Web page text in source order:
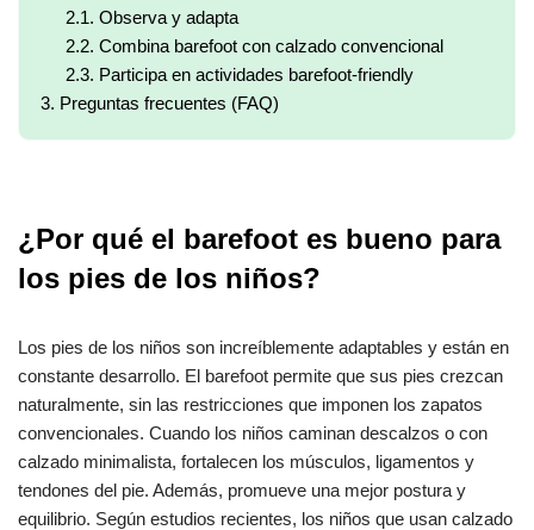
2.1. Observa y adapta
2.2. Combina barefoot con calzado convencional
2.3. Participa en actividades barefoot-friendly
3. Preguntas frecuentes (FAQ)
¿Por qué el barefoot es bueno para
los pies de los niños?
Los pies de los niños son increíblemente adaptables y están en
constante desarrollo. El barefoot permite que sus pies crezcan
naturalmente, sin las restricciones que imponen los zapatos
convencionales. Cuando los niños caminan descalzos o con
calzado minimalista, fortalecen los músculos, ligamentos y
tendones del pie. Además, promueve una mejor postura y
equilibrio. Según estudios recientes, los niños que usan calzado